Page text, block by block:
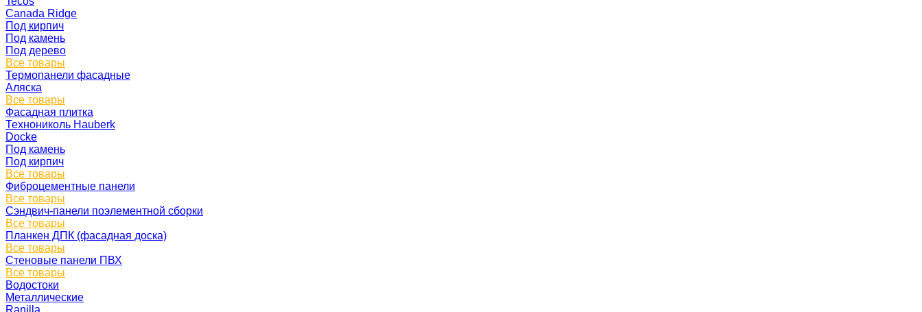
Canada Ridge
Под кирпич
Под камень
Под дерево
Все товары
Термопанели фасадные
Аляска
Все товары
Фасадная плитка
Технониколь Hauberk
Docke
Под камень
Под кирпич
Все товары
Фиброцементные панели
Все товары
Сэндвич-панели поэлементной сборки
Все товары
Планкен ДПК (фасадная доска)
Все товары
Стеновые панели ПВХ
Все товары
Водостоки
Металлические
Ranilla